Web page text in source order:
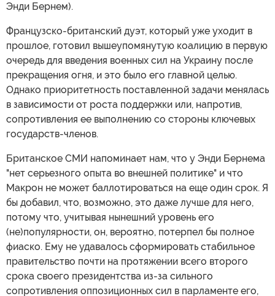
Энди Бернем).
Французско-британский дуэт, который уже уходит в
прошлое, готовил вышеупомянутую коалицию в первую
очередь для введения военных сил на Украину после
прекращения огня, и это было его главной целью.
Однако приоритетность поставленной задачи менялась
в зависимости от роста поддержки или, напротив,
сопротивления ее выполнению со стороны ключевых
государств-членов.
Британское СМИ напоминает нам, что у Энди Бернема
"нет серьезного опыта во внешней политике" и что
Макрон не может баллотироваться на еще один срок. Я
бы добавил, что, возможно, это даже лучше для него,
потому что, учитывая нынешний уровень его
(не)популярности, он, вероятно, потерпел бы полное
фиаско. Ему не удавалось сформировать стабильное
правительство почти на протяжении всего второго
срока своего президентства из-за сильного
сопротивления оппозиционных сил в парламенте его,